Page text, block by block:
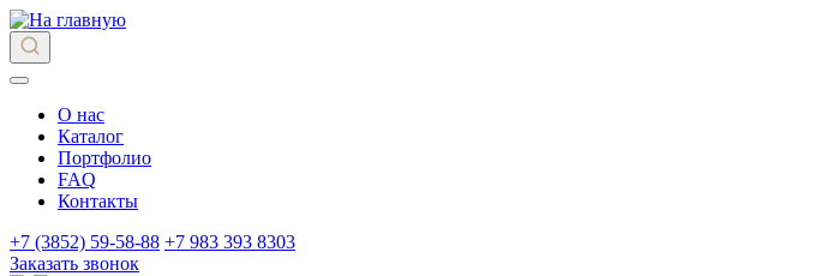
О нас
Каталог
Портфолио
FAQ
Контакты
+7 (3852) 59-58-88 +7 983 393 8303
Заказать звонок